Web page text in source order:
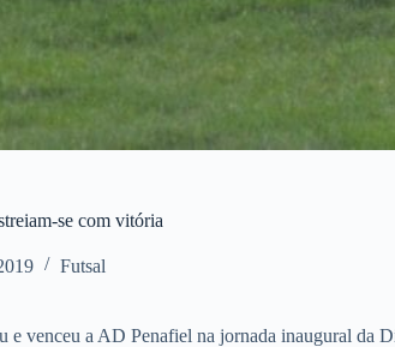
se com vitória
Futsal
e venceu a AD Penafiel na jornada inaugural da